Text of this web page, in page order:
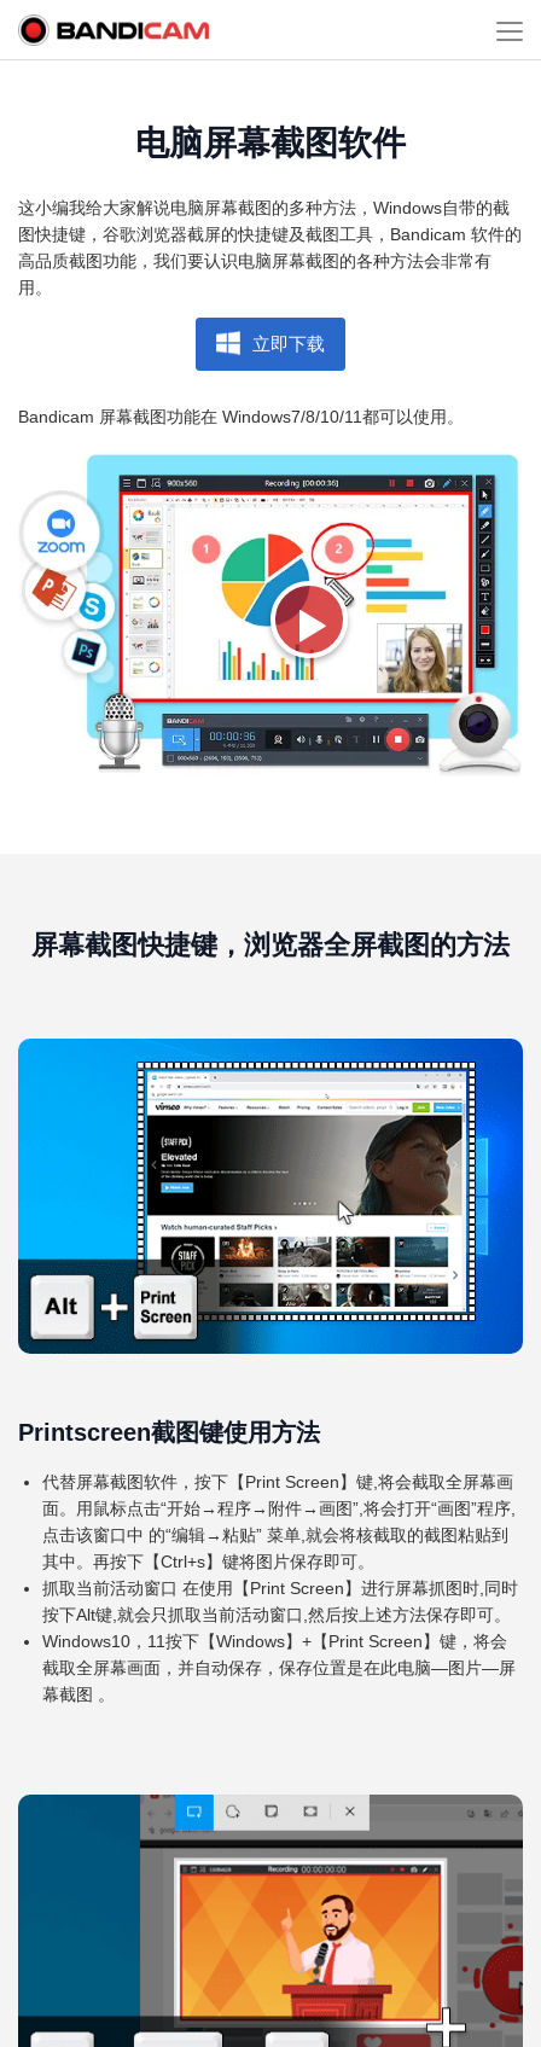
电脑屏幕截图软件
这小编我给大家解说电脑屏幕截图的多种方法，Windows自带的截
图快捷键，谷歌浏览器截屏的快捷键及截图工具，Bandicam 软件的
高品质截图功能，我们要认识电脑屏幕截图的各种方法会非常有
用。
立即下载
Bandicam 屏幕截图功能在 Windows7/8/10/11都可以使用。
屏幕截图快捷键，浏览器全屏截图的方法
Printscreen截图键使用方法
代替屏幕截图软件，按下【Print Screen】键,将会截取全屏幕画
面。用鼠标点击“开始→程序→附件→画图”,将会打开“画图”程序,
点击该窗口中 的“编辑→粘贴” 菜单,就会将核截取的截图粘贴到
其中。再按下【Ctrl+s】键将图片保存即可。
抓取当前活动窗口 在使用【Print Screen】进行屏幕抓图时,同时
按下Alt键,就会只抓取当前活动窗口,然后按上述方法保存即可。
Windows10，11按下【Windows】+【Print Screen】键，将会
截取全屏幕画面，并自动保存，保存位置是在此电脑—图片—屏
幕截图 。